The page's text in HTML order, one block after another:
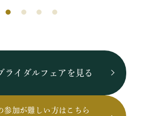
ライダルフェアを見る
参加が難しい方はこちら